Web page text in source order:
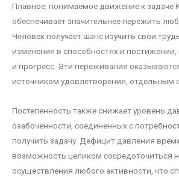
Плавное, понимаемое движение к задаче
обеспечивает значительнее пережить
Человек получает шанс изучить свои
изменения в способностях и постижении,
и прогресс. Эти переживания
источником удовлетворения, отдельным
Постепенность также снижает уровень
озабоченности, соединенных с
получить задачу. Дефицит давления
возможность целиком сосредоточиться
осуществления любого активности, что